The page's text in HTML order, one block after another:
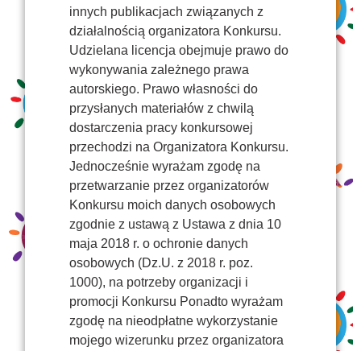
innych publikacjach związanych z
działalnością organizatora Konkursu.
Udzielana licencja obejmuje prawo do
wykonywania zależnego prawa
autorskiego. Prawo własności do
przysłanych materiałów z chwilą
dostarczenia pracy konkursowej
przechodzi na Organizatora Konkursu.
Jednocześnie wyrażam zgodę na
przetwarzanie przez organizatorów
Konkursu moich danych osobowych
zgodnie z ustawą z Ustawa z dnia 10
maja 2018 r. o ochronie danych
osobowych (Dz.U. z 2018 r. poz.
1000), na potrzeby organizacji i
promocji Konkursu Ponadto wyrażam
zgodę na nieodpłatne wykorzystanie
mojego wizerunku przez organizatora